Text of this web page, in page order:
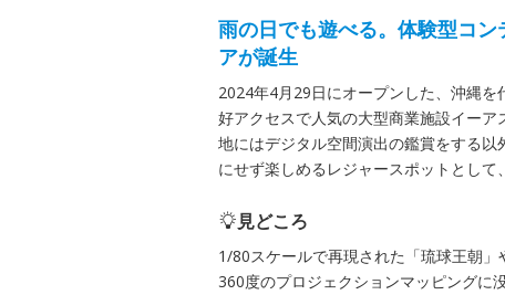
雨の日でも遊べる。体験型コ
アが誕生
2024年4月29日にオープンした、沖縄
好アクセスで人気の大型商業施設イー
地にはデジタル空間演出の鑑賞をする
にせず楽しめるレジャースポットとして
見どころ
1/80スケールで再現された「琉球王朝」
360度のプロジェクションマッピングに